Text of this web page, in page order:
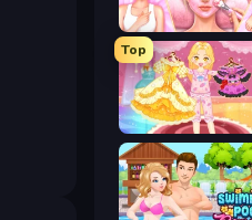
Top